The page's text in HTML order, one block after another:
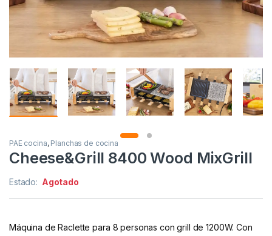
PAE cocina, Planchas de cocina
Cheese&Grill 8400 Wood MixGrill
Estado: Agotado
Máquina de Raclette para 8 personas con grill de 1200W. Con